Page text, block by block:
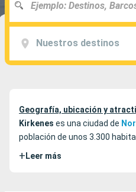
Nuestros destinos
Geografía, ubicación y
Kirkenes es una ciudad de
población de unos 3.300
+ Leer más